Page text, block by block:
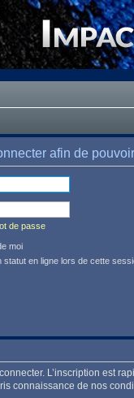
afin de
de passe
moi
statut en ligne lors de cette
L’inscription est
connaissance de nos